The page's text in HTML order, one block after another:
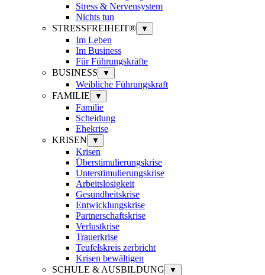
Stress & Nervensystem
Nichts tun
STRESSFREIHEIT®
▼
Im Leben
Im Business
Für Führungskräfte
BUSINESS
▼
Weibliche Führungskraft
FAMILIE
▼
Familie
Scheidung
Ehekrise
KRISEN
▼
Krisen
Überstimulierungskrise
Unterstimulierungskrise
Arbeitslosigkeit
Gesundheitskrise
Entwicklungskrise
Partnerschaftskrise
Verlustkrise
Trauerkrise
Teufelskreis zerbricht
Krisen bewältigen
SCHULE & AUSBILDUNG
▼